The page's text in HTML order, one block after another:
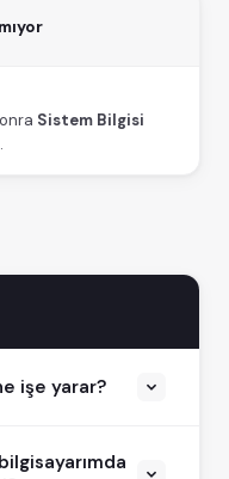
Sistem Bilgisi
işe yarar?
nitelikli